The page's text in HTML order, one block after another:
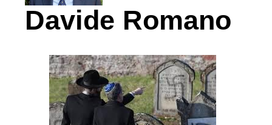
Davide Romano